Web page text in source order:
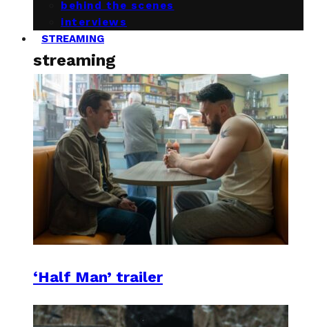
behind the scenes
interviews
STREAMING
streaming
‘Half Man’ trailer